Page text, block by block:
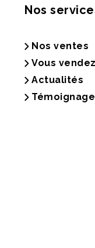
Nos
Nos ventes
Vous
Actualités